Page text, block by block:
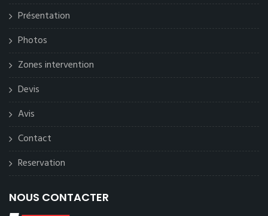
Présentation
Photos
Zones intervention
Devis
Avis
Contact
Reservation
NOUS CONTACTER